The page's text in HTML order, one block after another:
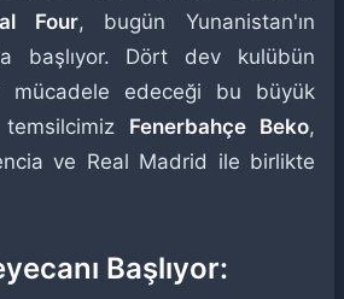
Four, bugün Yunanistan'ın
başlıyor. Dört dev kulübün
mücadele edeceği bu büyük
Fenerbahçe Beko,
ve Real Madrid ile birlikte
Başlıyor: